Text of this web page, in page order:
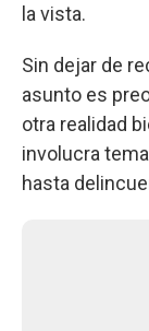
la vista.
Sin dejar de
asunto es
otra realidad
involucra
hasta